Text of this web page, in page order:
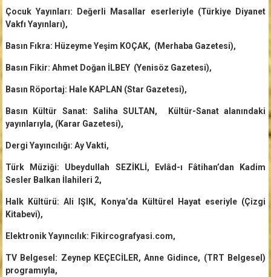
Çocuk Yayınları: Değerli Masallar eserleriyle (Türkiye Diyanet
Vakfı Yayınları),
Basın Fıkra: Hüzeyme Yeşim KOÇAK, (Merhaba Gazetesi),
Basın Fikir: Ahmet Doğan İLBEY (Yenisöz Gazetesi),
Basın Röportaj: Hale KAPLAN (Star Gazetesi),
Basın Kültür Sanat: Saliha SULTAN, Kültür-Sanat alanındaki
yayınlarıyla, (Karar Gazetesi),
Dergi Yayıncılığı: Ay Vakti,
Türk Müziği: Ubeydullah SEZİKLİ, Evlâd-ı Fâtihan’dan Kadim
Sesler Balkan İlahileri 2,
Halk Kültürü: Ali IŞIK, Konya’da Kültürel Hayat eseriyle (Çizgi
Kitabevi),
Elektronik Yayıncılık: Fikircografyasi.com,
TV Belgesel: Zeynep KEÇECİLER, Anne Gidince, (TRT Belgesel)
programıyla,